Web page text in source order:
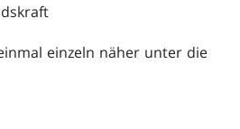
einzeln näher unter die